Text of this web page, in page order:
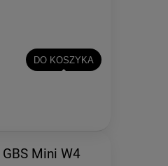
DO KOSZYKA
Mini W4